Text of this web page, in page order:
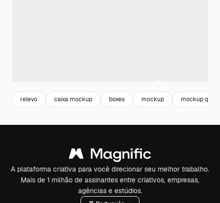
relevo caixa mockup boxes mockup mockup
A plataforma criativa para você direcionar seu melhor trabalho.
Mais de 1 milhão de assinantes entre criativos, empresas,
agências e estúdios.